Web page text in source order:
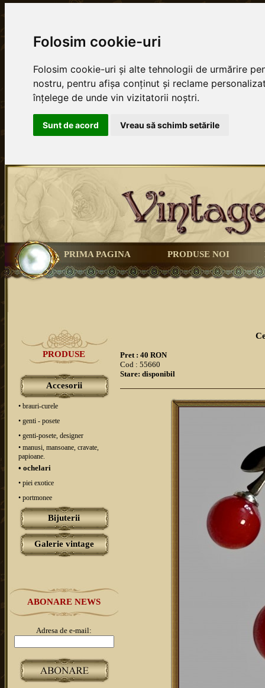
Folosim cookie-uri
Folosim cookie-uri și alte tehnologii de urmărire
nostru, pentru afișa conținut și reclame
înțelege de unde vin vizitatorii noștri.
Sunt de acord Vreau să schimb setările
PRIMA PAGINA PRODUSE NOI
PRODUSE
Accesorii
• brauri-curele
• genti - posete
• genti-posete, designer
• manusi, mansoane, cravate,
papioane.
• ochelari
• piei exotice
• portmonee
Bijuterii
Galerie vintage
ABONARE NEWS
Adresa de e-mail:
Pret : 40 RON
Cod : 55660
Stare: disponibil